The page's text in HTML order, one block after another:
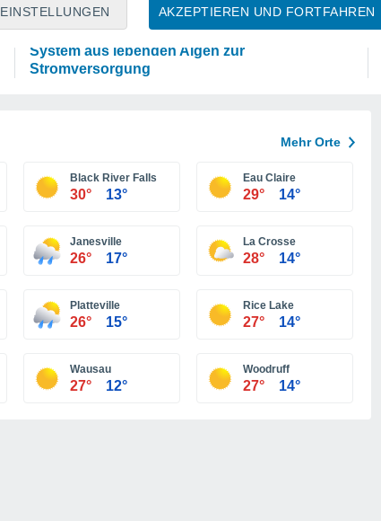
AKZEPTIEREN UND FORTFAHREN
EINSTELLUNGEN
WISSENSCHAFT
Forscher aus Cambridge entwickeln ein
System aus lebenden Algen zur
Stromversorgung
Mehr Orte
Black River Falls
30° 13°
Eau Claire
29° 14°
Janesville
26° 17°
La Crosse
28° 14°
Platteville
26° 15°
Rice Lake
27° 14°
Wausau
27° 12°
Woodruff
27° 14°